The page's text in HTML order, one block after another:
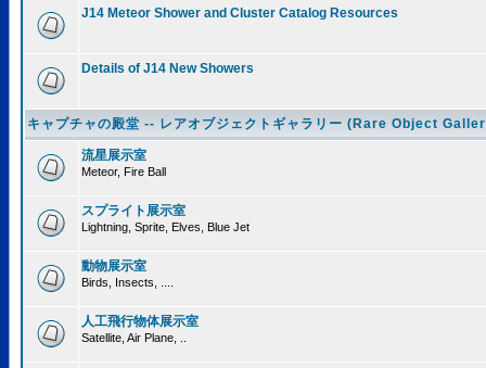
J14 Meteor Shower and Cluster Catalog Resources
Details of J14 New Showers
キャプチャの殿堂 -- レアオブジェクトギャラリー (Rare Object
流星展示室
Meteor, Fire Ball
スプライト展示室
Lightning, Sprite, Elves, Blue Jet
動物展示室
Birds, Insects, ....
人工飛行物体展示室
Satellite, Air Plane, ..